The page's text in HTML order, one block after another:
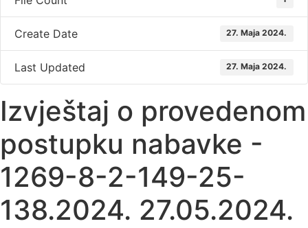
Create Date 27. Maja 2024.
Last Updated 27. Maja 2024.
Izvještaj o provedenom
postupku nabavke -
1269-8-2-149-25-
138.2024. 27.05.2024.